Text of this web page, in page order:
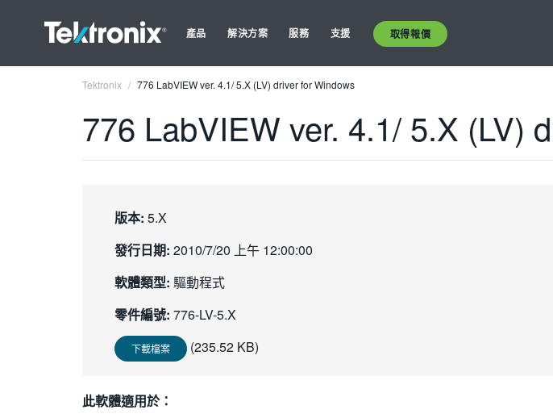
產品 解決方案 服務 支援 取得報價
Tektronix 776 LabVIEW ver. 4.1/ 5.X (LV) driver for Windows
776 LabVIEW ver. 4.1/ 5.X (LV)
版本: 5.X
發行日期: 2010/7/20 上午 12:00:00
軟體類型: 驅動程式
零件編號: 776-LV-5.X
下載檔案 (235.52 KB)
此軟體適用於：